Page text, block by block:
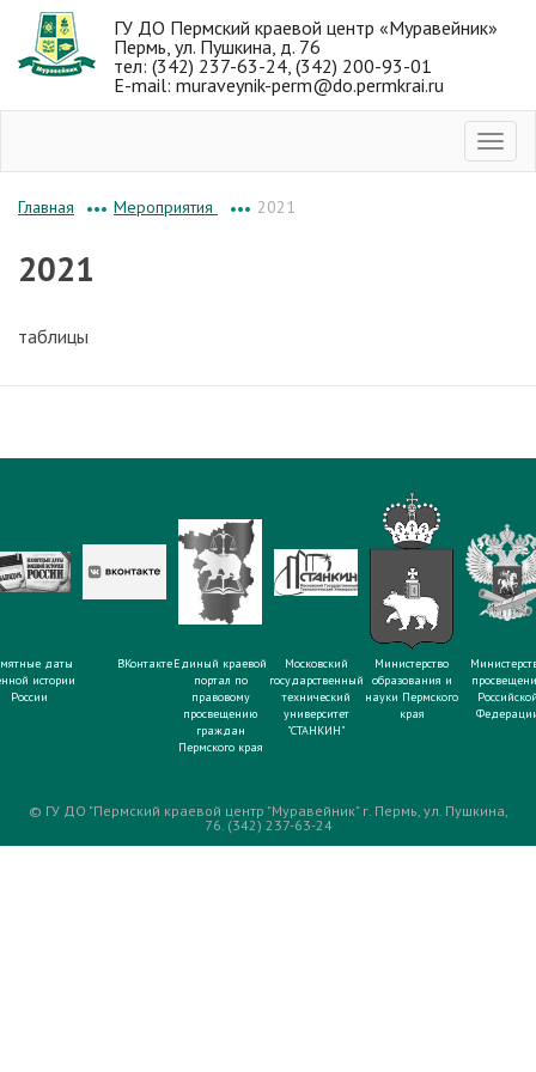
ГУ ДО Пермский краевой центр «Муравейник»
Пермь, ул. Пушкина, д. 76
тел: (342) 237-63-24, (342) 200-93-01
E-mail: muraveynik-perm@do.permkrai.ru
Главная ••• Мероприятия ••• 2021
2021
таблицы
даты
истории
России
ВКонтактеЕдиный краевой
портал по
правовому
просвещению
граждан
Пермского края
Московский
государственный
технический
университет
"СТАНКИН"
Министерство
образования и
науки Пермского
края
© ГУ ДО "Пермский краевой центр "Муравейник" г. Пермь, ул. Пушкина,
76. (342) 237-63-24